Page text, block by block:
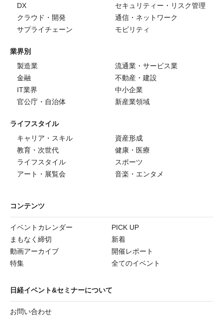
DX
セキュリティー・リスク管理
クラウド・開発
通信・ネットワーク
サプライチェーン
モビリティ
業界別
製造業
流通業・サービス業
金融
不動産・建設
IT業界
中小企業
官公庁・自治体
新産業領域
ライフスタイル
キャリア・スキル
資産形成
教育・次世代
健康・医療
ライフスタイル
スポーツ
アート・展覧会
音楽・エンタメ
コンテンツ
イベントカレンダー
PICK UP
まもなく締切
新着
動画アーカイブ
開催レポート
特集
全てのイベント
日経イベント&セミナーについて
お問い合わせ